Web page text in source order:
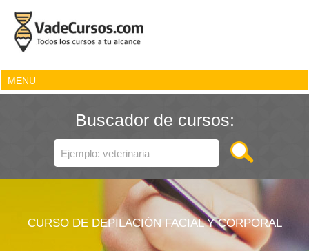
MENU
Buscador de cursos:
CURSO DE DEPILACIÓN FACIAL Y CORPORAL